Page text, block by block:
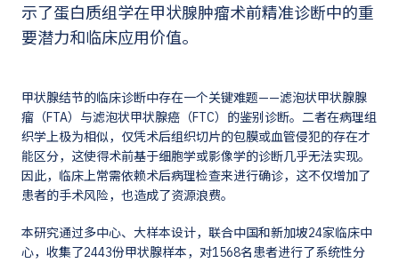
示了蛋白质组学在甲状腺肿瘤术前精准诊断中的重
要潜力和临床应用价值。
甲状腺结节的临床诊断中存在一个关键难题——滤泡状甲状腺腺
瘤（FTA）与滤泡状甲状腺癌（FTC）的鉴别诊断。二者在病理组
织学上极为相似，仅凭术后组织切片的包膜或血管侵犯的存在才
能区分，这使得术前基于细胞学或影像学的诊断几乎无法实现。
因此，临床上常需依赖术后病理检查来进行确诊，这不仅增加了
患者的手术风险，也造成了资源浪费。
本研究通过多中心、大样本设计，联合中国和新加坡24家临床中
心，收集了2443份甲状腺样本，对1568名患者进行了系统性分